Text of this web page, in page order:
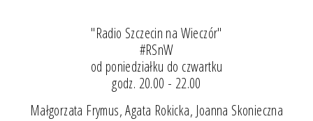
"Radio Szczecin na Wieczór"
#RSnW
od poniedziałku do czwartku
godz. 20.00 - 22.00
Małgorzata Frymus, Agata Rokicka, Joanna Skonieczna